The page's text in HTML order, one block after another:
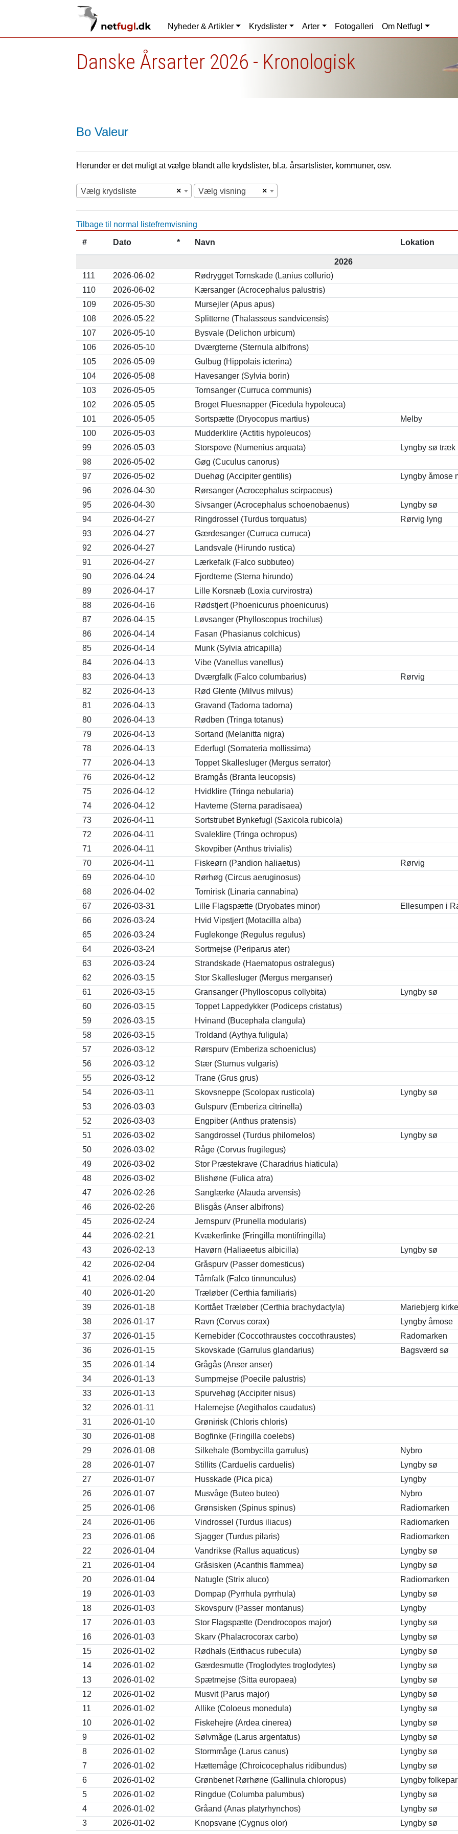
Nyheder & Artikler Krydslister Arter Fotogalleri Om Netfugl
Danske Årsarter 2026 - Kronologisk
Bo Valeur
Herunder er det muligt at vælge blandt alle krydslister, bl.a. årsartslister, kommuner, osv.
×
Vælg krydsliste ×
Vælg visning
Tilbage til normal listefremvisning
# Dato * Navn Lokation
2026
111
2026-06-02
Rødrygget Tornskade (Lanius collurio)
110
2026-06-02
Kærsanger (Acrocephalus palustris)
109
2026-05-30
Mursejler (Apus apus)
108
2026-05-22
Splitterne (Thalasseus sandvicensis)
107
2026-05-10
Bysvale (Delichon urbicum)
106
2026-05-10
Dværgterne (Sternula albifrons)
105
2026-05-09
Gulbug (Hippolais icterina)
104
2026-05-08
Havesanger (Sylvia borin)
103
2026-05-05
Tornsanger (Curruca communis)
102
2026-05-05
Broget Fluesnapper (Ficedula hypoleuca)
101
2026-05-05 Sortspætte (Dryocopus martius)
Melby
100
2026-05-03
Mudderklire (Actitis hypoleucos)
99
2026-05-03 Storspove (Numenius arquata)
Lyngby sø træk
98
2026-05-02
Gøg (Cuculus canorus)
97
2026-05-02 Duehøg (Accipiter gentilis)
Lyngby åmose
96
2026-04-30
Rørsanger (Acrocephalus scirpaceus)
95
2026-04-30 Sivsanger (Acrocephalus schoenobaenus)
Lyngby sø
94
2026-04-27 Ringdrossel (Turdus torquatus)
Rørvig lyng
93
2026-04-27
Gærdesanger (Curruca curruca)
92
2026-04-27
Landsvale (Hirundo rustica)
91
2026-04-27
Lærkefalk (Falco subbuteo)
90
2026-04-24
Fjordterne (Sterna hirundo)
89
2026-04-17
Lille Korsnæb (Loxia curvirostra)
88
2026-04-16
Rødstjert (Phoenicurus phoenicurus)
87
2026-04-15
Løvsanger (Phylloscopus trochilus)
86
2026-04-14
Fasan (Phasianus colchicus)
85
2026-04-14
Munk (Sylvia atricapilla)
84
2026-04-13
Vibe (Vanellus vanellus)
83
2026-04-13 Dværgfalk (Falco columbarius)
Rørvig
82
2026-04-13
Rød Glente (Milvus milvus)
81
2026-04-13
Gravand (Tadorna tadorna)
80
2026-04-13
Rødben (Tringa totanus)
79
2026-04-13
Sortand (Melanitta nigra)
78
2026-04-13
Ederfugl (Somateria mollissima)
77
2026-04-13
Toppet Skallesluger (Mergus serrator)
76
2026-04-12
Bramgås (Branta leucopsis)
75
2026-04-12
Hvidklire (Tringa nebularia)
74
2026-04-12
Havterne (Sterna paradisaea)
73
2026-04-11
Sortstrubet Bynkefugl (Saxicola rubicola)
72
2026-04-11
Svaleklire (Tringa ochropus)
71
2026-04-11
Skovpiber (Anthus trivialis)
70
2026-04-11 Fiskeørn (Pandion haliaetus)
Rørvig
69
2026-04-10
Rørhøg (Circus aeruginosus)
68
2026-04-02
Tornirisk (Linaria cannabina)
67
2026-03-31 Lille Flagspætte (Dryobates minor)
Ellesumpen i
66
2026-03-24
Hvid Vipstjert (Motacilla alba)
65
2026-03-24
Fuglekonge (Regulus regulus)
64
2026-03-24
Sortmejse (Periparus ater)
63
2026-03-24
Strandskade (Haematopus ostralegus)
62
2026-03-15
Stor Skallesluger (Mergus merganser)
61
2026-03-15 Gransanger (Phylloscopus collybita)
Lyngby sø
60
2026-03-15
Toppet Lappedykker (Podiceps cristatus)
59
2026-03-15
Hvinand (Bucephala clangula)
58
2026-03-15
Troldand (Aythya fuligula)
57
2026-03-12
Rørspurv (Emberiza schoeniclus)
56
2026-03-12
Stær (Sturnus vulgaris)
55
2026-03-12
Trane (Grus grus)
54
2026-03-11 Skovsneppe (Scolopax rusticola)
Lyngby sø
53
2026-03-03
Gulspurv (Emberiza citrinella)
52
2026-03-03
Engpiber (Anthus pratensis)
51
2026-03-02 Sangdrossel (Turdus philomelos)
Lyngby sø
50
2026-03-02
Råge (Corvus frugilegus)
49
2026-03-02
Stor Præstekrave (Charadrius hiaticula)
48
2026-03-02
Blishøne (Fulica atra)
47
2026-02-26
Sanglærke (Alauda arvensis)
46
2026-02-26
Blisgås (Anser albifrons)
45
2026-02-24
Jernspurv (Prunella modularis)
44
2026-02-21
Kvækerfinke (Fringilla montifringilla)
43
2026-02-13 Havørn (Haliaeetus albicilla)
Lyngby sø
42
2026-02-04
Gråspurv (Passer domesticus)
41
2026-02-04
Tårnfalk (Falco tinnunculus)
40
2026-01-20
Træløber (Certhia familiaris)
39
2026-01-18 Korttået Træløber (Certhia brachydactyla)
Mariebjerg
38
2026-01-17 Ravn (Corvus corax)
Lyngby åmose
37
2026-01-15 Kernebider (Coccothraustes coccothraustes)
Radomarken
36
2026-01-15 Skovskade (Garrulus glandarius)
Bagsværd sø
35
2026-01-14
Grågås (Anser anser)
34
2026-01-13
Sumpmejse (Poecile palustris)
33
2026-01-13
Spurvehøg (Accipiter nisus)
32
2026-01-11
Halemejse (Aegithalos caudatus)
31
2026-01-10
Grønirisk (Chloris chloris)
30
2026-01-08
Bogfinke (Fringilla coelebs)
29
2026-01-08 Silkehale (Bombycilla garrulus)
Nybro
28
2026-01-07 Stillits (Carduelis carduelis)
Lyngby sø
27
2026-01-07 Husskade (Pica pica)
Lyngby
26
2026-01-07 Musvåge (Buteo buteo)
Nybro
25
2026-01-06 Grønsisken (Spinus spinus)
Radiomarken
24
2026-01-06 Vindrossel (Turdus iliacus)
Radiomarken
23
2026-01-06 Sjagger (Turdus pilaris)
Radiomarken
22
2026-01-04 Vandrikse (Rallus aquaticus)
Lyngby sø
21
2026-01-04 Gråsisken (Acanthis flammea)
Lyngby sø
20
2026-01-04 Natugle (Strix aluco)
Radiomarken
19
2026-01-03 Dompap (Pyrrhula pyrrhula)
Lyngby sø
18
2026-01-03 Skovspurv (Passer montanus)
Lyngby
17
2026-01-03 Stor Flagspætte (Dendrocopos major)
Lyngby sø
16
2026-01-03 Skarv (Phalacrocorax carbo)
Lyngby sø
15
2026-01-02 Rødhals (Erithacus rubecula)
Lyngby sø
14
2026-01-02 Gærdesmutte (Troglodytes troglodytes)
Lyngby sø
13
2026-01-02 Spætmejse (Sitta europaea)
Lyngby sø
12
2026-01-02 Musvit (Parus major)
Lyngby sø
11
2026-01-02 Allike (Coloeus monedula)
Lyngby sø
10
2026-01-02 Fiskehejre (Ardea cinerea)
Lyngby sø
9
2026-01-02 Sølvmåge (Larus argentatus)
Lyngby sø
8
2026-01-02 Stormmåge (Larus canus)
Lyngby sø
7
2026-01-02 Hættemåge (Chroicocephalus ridibundus)
Lyngby sø
6
2026-01-02 Grønbenet Rørhøne (Gallinula chloropus)
Lyngby
5
2026-01-02 Ringdue (Columba palumbus)
Lyngby sø
4
2026-01-02 Gråand (Anas platyrhynchos)
Lyngby sø
3
2026-01-02 Knopsvane (Cygnus olor)
Lyngby sø